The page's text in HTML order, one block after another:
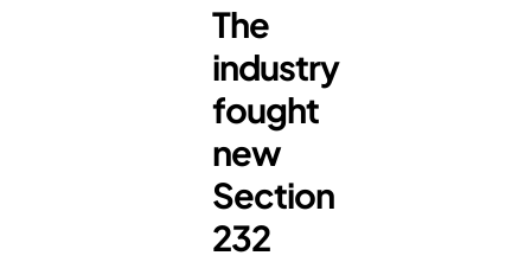
The
industry
fought
new
Section
232